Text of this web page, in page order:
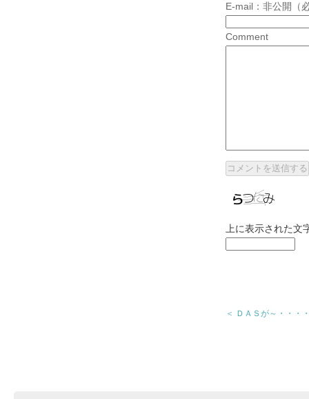
E-mail：非公開（
Comment
上に表示された文
＜ ＤＡＳが～・・・